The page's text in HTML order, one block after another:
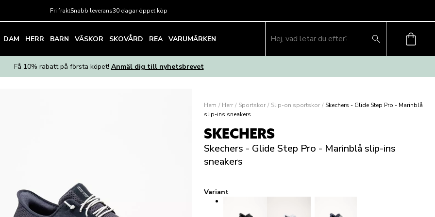
Fri fraktSnabb leverans30 dagar öppet köp
DAM HERR BARN VÄSKOR SKOVÅRD REA VARUMÄRKEN
Få 10% rabatt på första köpet! Anmäl dig till nyhetsbrevet
Hem / Herr / Sportskor / Slip-on sportskor / Skechers - Glide Step Pro - Marinblå
slip-ins sneakers
SKECHERS
Skechers - Glide Step Pro - Marinblå slip-ins
sneakers
Variant